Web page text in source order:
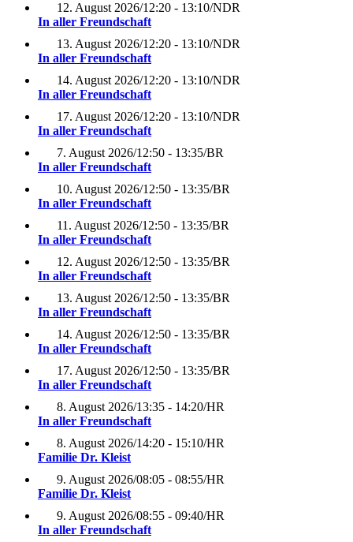
12. August 2026/12:20 - 13:10/NDR
In aller Freundschaft
13. August 2026/12:20 - 13:10/NDR
In aller Freundschaft
14. August 2026/12:20 - 13:10/NDR
In aller Freundschaft
17. August 2026/12:20 - 13:10/NDR
In aller Freundschaft
7. August 2026/12:50 - 13:35/BR
In aller Freundschaft
10. August 2026/12:50 - 13:35/BR
In aller Freundschaft
11. August 2026/12:50 - 13:35/BR
In aller Freundschaft
12. August 2026/12:50 - 13:35/BR
In aller Freundschaft
13. August 2026/12:50 - 13:35/BR
In aller Freundschaft
14. August 2026/12:50 - 13:35/BR
In aller Freundschaft
17. August 2026/12:50 - 13:35/BR
In aller Freundschaft
8. August 2026/13:35 - 14:20/HR
In aller Freundschaft
8. August 2026/14:20 - 15:10/HR
Familie Dr. Kleist
9. August 2026/08:05 - 08:55/HR
Familie Dr. Kleist
9. August 2026/08:55 - 09:40/HR
In aller Freundschaft